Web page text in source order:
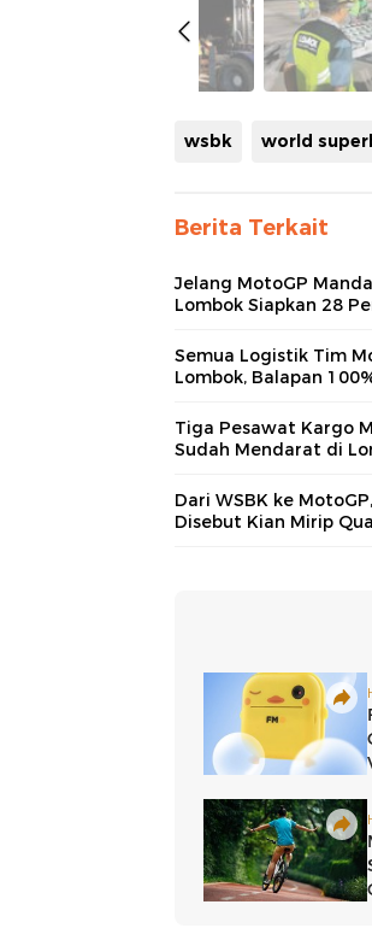
wsbk world
Berita Terkait
Jelang MotoGP
Lombok Siapkan 28
Semua Logistik Tim
Lombok, Balapan
Tiga Pesawat Kargo
Sudah Mendarat di
Dari WSBK ke
Disebut Kian Mirip